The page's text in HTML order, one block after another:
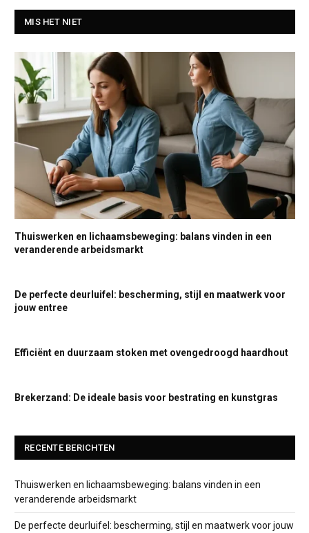
MIS HET NIET
Thuiswerken en lichaamsbeweging: balans vinden in een
veranderende arbeidsmarkt
De perfecte deurluifel: bescherming, stijl en maatwerk voor
jouw entree
Efficiënt en duurzaam stoken met ovengedroogd haardhout
Brekerzand: De ideale basis voor bestrating en kunstgras
RECENTE BERICHTEN
Thuiswerken en lichaamsbeweging: balans vinden in een
veranderende arbeidsmarkt
De perfecte deurluifel: bescherming, stijl en maatwerk voor jouw